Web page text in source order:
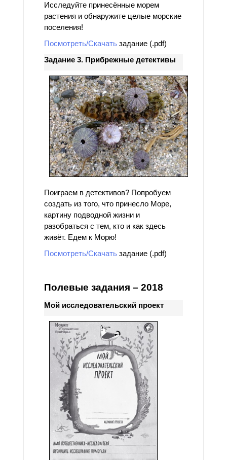
Исследуйте принесённые морем
растения и обнаружите целые морские
поселения!
Посмотреть/Скачать задание (.pdf)
Задание 3. Прибрежные детективы
Поиграем в детективов? Попробуем
создать из того, что принесло Море,
картину подводной жизни и
разобраться с тем, кто и как здесь
живёт. Едем к Морю!
Посмотреть/Скачать задание (.pdf)
Полевые задания – 2018
Мой исследовательский проект